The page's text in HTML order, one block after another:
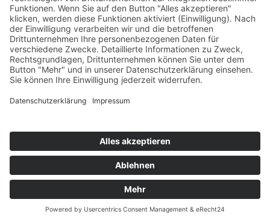
Kontakt
Möbel Wiemer GmbH & Co. KG
Martin-Opitz-Straße 2
59494 Soest
Telefon:02921 9670-0
E-Mail:info@moebel-wiemer.de
Öffnungszeiten